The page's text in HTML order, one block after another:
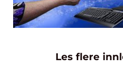
Les flere